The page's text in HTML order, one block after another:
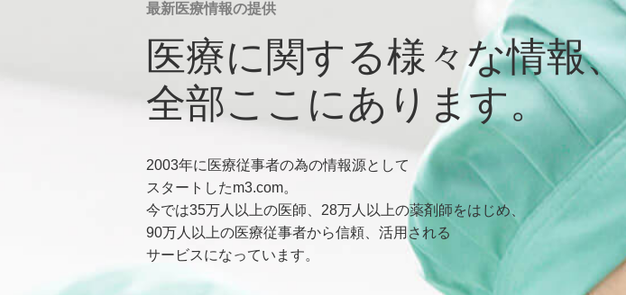
最新医療情報の提供
医療に関する様々な情報、
全部ここにあります。
2003年に医療従事者の為の情報源として
スタートしたm3.com。
今では35万人以上の医師、28万人以上の薬剤師をはじめ、
90万人以上の医療従事者から信頼、活用される
サービスになっています。